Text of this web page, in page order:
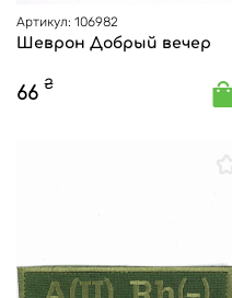
Артикул: 106982
Шеврон Добрый вечер
66 ₴